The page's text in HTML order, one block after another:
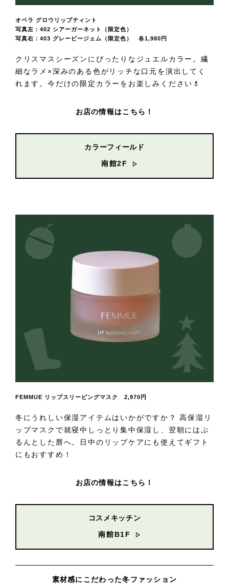
オペラ グロウリップティント
写真左：402 シアーガーネット（限定色）
写真右：403 グレービージェム（限定色） 各1,980円
クリスマスシーズンにぴったりなジュエルカラー。繊
細なラメ×深みのある色がリッチな口元を演出してく
れます。今だけの限定カラーをお楽しみください💄
お店の情報はこちら！
カラーフィールド
南館2F
FEMMUE リップスリーピングマスク 2,970円
冬にうれしい保湿アイテムはいかがですか？ 高保湿リ
ップマスクで就寝中しっとり集中保湿し、翌朝にはぷ
るんとした唇へ。日中のリップケアにも使えてギフト
にもおすすめ！
お店の情報はこちら！
コスメキッチン
南館B1F
素材感にこだわった冬ファッション